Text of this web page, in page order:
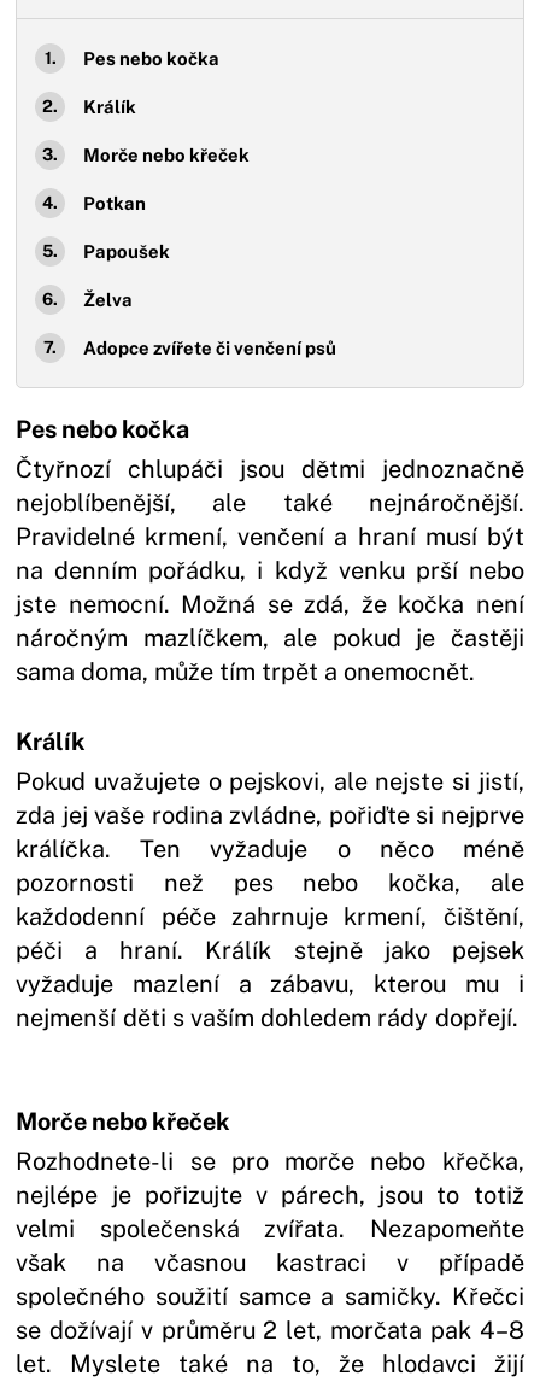
Pes nebo kočka
Králík
Morče nebo křeček
Potkan
Papoušek
Želva
Adopce zvířete či venčení psů
Pes nebo kočka
Čtyřnozí chlupáči jsou dětmi jednoznačně
nejoblíbenější, ale také nejnáročnější.
Pravidelné krmení, venčení a hraní musí být
na denním pořádku, i když venku prší nebo
jste nemocní. Možná se zdá, že kočka není
náročným mazlíčkem, ale pokud je častěji
sama doma, může tím trpět a onemocnět.
Králík
Pokud uvažujete o pejskovi, ale nejste si jistí,
zda jej vaše rodina zvládne, pořiďte si nejprve
králíčka. Ten vyžaduje o něco méně
pozornosti než pes nebo kočka, ale
každodenní péče zahrnuje krmení, čištění,
péči a hraní. Králík stejně jako pejsek
vyžaduje mazlení a zábavu, kterou mu i
nejmenší děti s vaším dohledem rády dopřejí.
Morče nebo křeček
Rozhodnete-li se pro morče nebo křečka,
nejlépe je pořizujte v párech, jsou to totiž
velmi společenská zvířata. Nezapomeňte
však na včasnou kastraci v případě
společného soužití samce a samičky. Křečci
se dožívají v průměru 2 let, morčata pak 4–8
let. Myslete také na to, že hlodavci žijí